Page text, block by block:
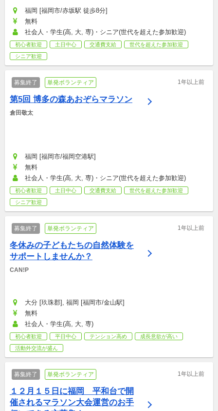
福岡 [福岡市/赤坂駅 徒歩8分]
無料
社会人・学生(高, 大, 専)・シニア(世代を超えた参加歓迎)
初心者歓迎 土日中心 交通費支給
世代を超えた参加歓迎
シニア歓迎
募集終了 単発ボランティア 1年以上前
第5回 博多の森あおぞらマラソン
倉田敬太
福岡 [福岡市/福岡空港駅]
無料
社会人・学生(高, 大, 専)・シニア(世代を超えた参加歓迎)
初心者歓迎 土日中心 交通費支給
世代を超えた参加歓迎
シニア歓迎
募集終了 単発ボランティア 1年以上前
冬休みの子どもたちの自然体験を
サポートしませんか？
CAN!P
大分 [玖珠郡], 福岡 [福岡市/金山駅]
無料
社会人・学生(高, 大, 専)
初心者歓迎 平日中心 テンション高め
成長意欲が高い
活動外交流が盛ん
募集終了 単発ボランティア 1年以上前
１２月１５日に福岡　平和台で開
催されるマラソン大会運営のお手